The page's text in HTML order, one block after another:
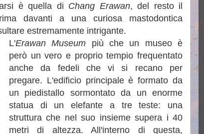
è quella di Chang Erawan, del resto il
davanti a una curiosa mastodontica
estremamente intrigante.
L'Erawan Museum più che un museo è
però un vero e proprio tempio frequentato
anche da fedeli che vi si recano per
pregare. L'edificio principale è formato da
un piedistallo sormontato da un enorme
statua di un elefante a tre teste: una
struttura che nel suo insieme supera i 40
metri di altezza. All'interno di questa,